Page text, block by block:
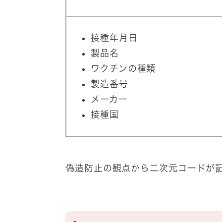
接種年月日
製品名
ワクチンの種類
製造番号
メーカー
接種国
偽造防止の観点から二次元コードが